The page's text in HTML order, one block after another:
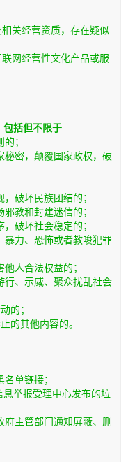
关经营资质，存在疑似
网经营性文化产品或服
包括但不限于
；
秘密，颠覆国家政权，破
破坏民族团结的；
教和封建迷信的；
破坏社会稳定的；
暴力、恐怖或者教唆犯罪
人合法权益的；
行、示威、聚众扰乱社会
的；
的其他内容的。
单链接；
息举报受理中心发布的垃
府主管部门通知屏蔽、删